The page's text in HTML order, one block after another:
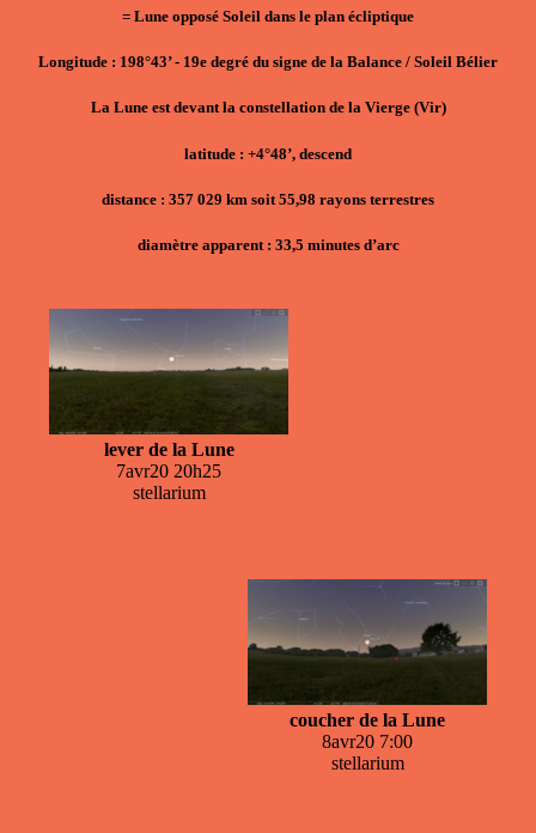
= Lune opposé Soleil dans le plan écliptique
Longitude : 198°43’ - 19e degré du signe de la Balance / Soleil Bélier
La Lune est devant la constellation de la Vierge (Vir)
latitude : +4°48’, descend
distance : 357 029 km soit 55,98 rayons terrestres
diamètre apparent : 33,5 minutes d’arc
lever de la Lune
7avr20 20h25
stellarium
coucher de la Lune
8avr20 7:00
stellarium